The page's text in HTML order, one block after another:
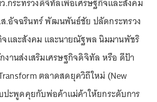
กระทรวงดิจิทัลเพื่อเศรษฐกิจและสังคม
.อัจฉรินทร์ พัฒนพันธ์ชัย ปลัดกระทรวง
และสังคม และนายณัฐพล นิมมานพัชริ
านส่งเสริมเศรษฐกิจดิจิทัล หรือ ดีป้า
ตลาดสดยุควิถีใหม่ (New
ะพูดคุยกับพ่อค้าแม่ค้าให้ยกระดับการ